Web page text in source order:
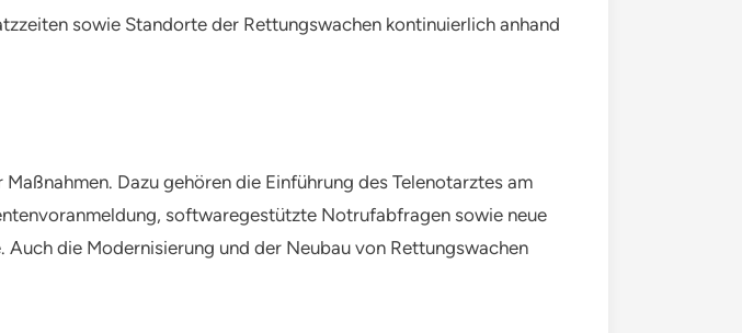
sowie Standorte der Rettungswachen kontinuierlich anhand
Dazu gehören die Einführung des Telenotarztes am
softwaregestützte Notrufabfragen sowie neue
die Modernisierung und der Neubau von Rettungswachen